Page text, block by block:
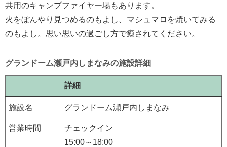
共用のキャンプファイヤー場もあります。
火をぼんやり見つめるのもよし、マシュマロを焼いてみる
のもよし。思い思いの過ごし方で癒されてください。
グランドーム瀬戸内しまなみの施設詳細
詳細
施設名 グランドーム瀬戸内しまなみ
営業時間
チェックイン
15:00～18:00